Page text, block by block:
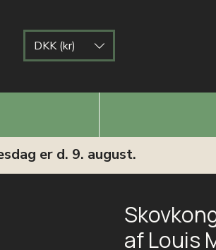
DKK (kr)
er d. 9. august.
af Louis